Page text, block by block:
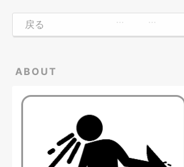
戻る … …
ABOUT